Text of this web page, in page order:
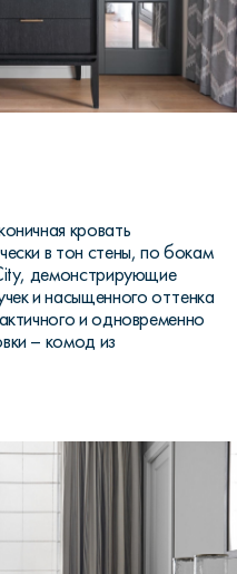
кровать
в тон стены, по бокам
демонстрирующие
и насыщенного оттенка
и одновременно
– комод из